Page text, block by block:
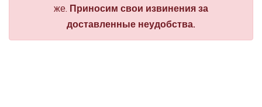
же. Приносим свои извинения за
доставленные неудобства.